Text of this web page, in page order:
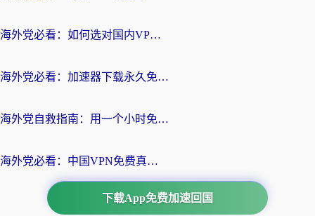
海外党必看：如何选对国内VPN，实现无缝访问国内资源？
海外党必看：加速器下载永久免费版真的存在吗？教你无缝访问国内资源的正确姿势
海外党自救指南：用一个小时免费加速器，轻松打破国内资源访问壁垒？
海外党必看：中国VPN免费真的靠谱吗？手把手教你选对回国加速器
下载App免费加速回国